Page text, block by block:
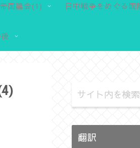
国議会(1) 日中戦争をめぐる国
翻訳